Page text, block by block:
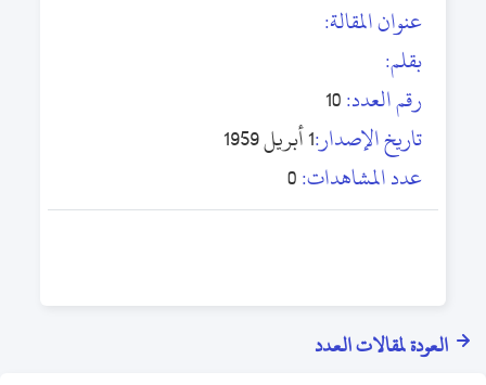
عنوان المقالة:
بقلم:
رقم العدد:10
تاريخ الإصدار:1 أبريل 1959
عدد المشاهدات:0
العودة لمقالات العدد